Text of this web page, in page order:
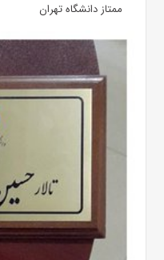
ممتاز دانشگاه تهران